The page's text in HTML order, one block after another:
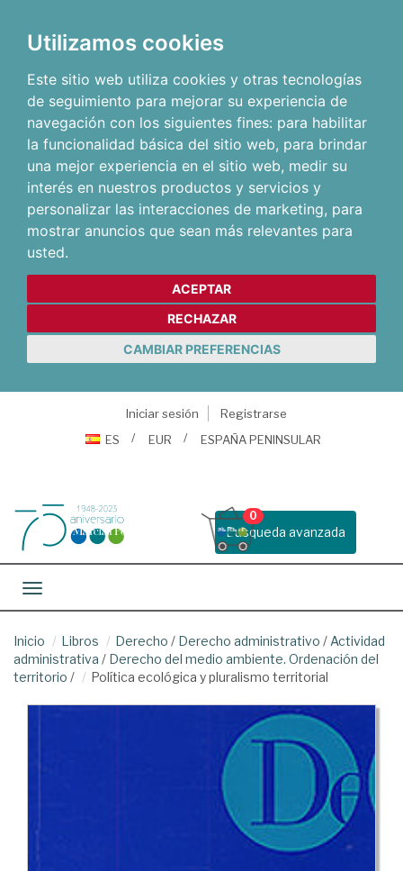
Utilizamos cookies
Este sitio web utiliza cookies y otras tecnologías
de seguimiento para mejorar su experiencia de
navegación con los siguientes fines: para habilitar
la funcionalidad básica del sitio web, para brindar
una mejor experiencia en el sitio web, medir su
interés en nuestros productos y servicios y
personalizar las interacciones de marketing, para
mostrar anuncios que sean más relevantes para
usted.
ACEPTAR
RECHAZAR
CAMBIAR PREFERENCIAS
Iniciar sesión
Registrarse
ES
EUR ESPAÑA PENINSULAR
Busqueda avanzada
0
Toggle navigation
Inicio Libros Derecho / Derecho administrativo / Actividad
administrativa / Derecho del medio ambiente. Ordenación del
territorio / Política ecológica y pluralismo territorial